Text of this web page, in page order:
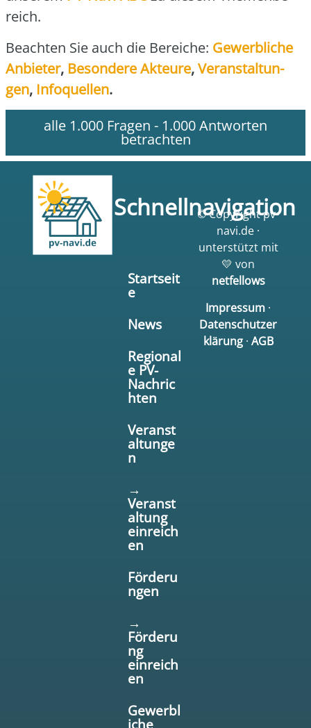
reich.
Beach­ten Sie auch die Berei­che: Gewerb­li­che
Anbie­ter, Beson­de­re Akteu­re,Ver­an­stal­tun­
gen, Info­quel­len.
alle 1.000 Fragen - 1.000 Antworten
betrachten
Schnellnavigation
Startseit
e
News
Regional
e PV-
Nachric
hten
Veranst
altunge
n
→
Veranst
altung
einreich
en
Förderu
ngen
→
Förderu
ng
einreich
en
Gewerbl
iche
© Copyright pv-
navi.de ·
unterstützt mit
💛 von
netfellows
Impressum ·
Datenschutzer
klärung· AGB